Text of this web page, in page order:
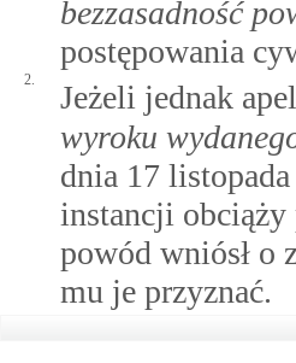
bezzasadność
postępowania
2.
Jeżeli jednak
wyroku
dnia 17
instancji obciąży
powód wniósł o
mu je przyznać.